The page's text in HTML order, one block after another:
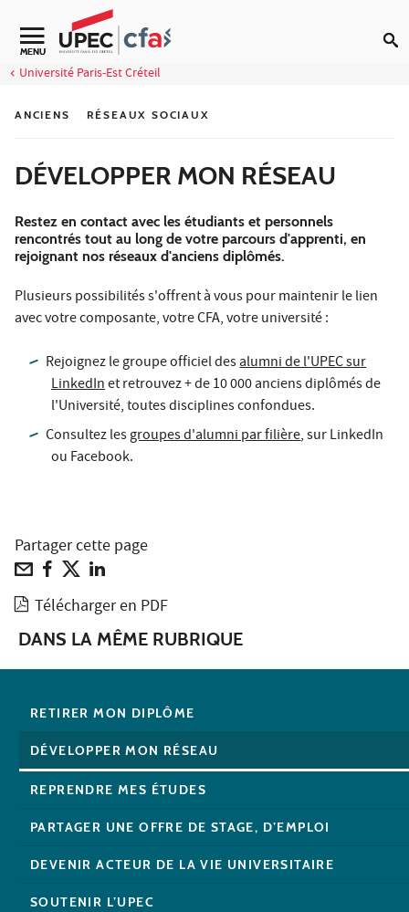
Aller au contenu
Navigation secondaire
MENU
Université Paris-Est Créteil
ANCIENS RÉSEAUX SOCIAUX
DÉVELOPPER MON RÉSEAU
Restez en contact avec les étudiants et personnels
rencontrés tout au long de votre parcours d'apprenti, en
rejoignant nos réseaux d'anciens diplômés.
Plusieurs possibilités s'offrent à vous pour maintenir le lien
avec votre composante, votre CFA, votre université :
Rejoignez le groupe officiel desalumni de l'UPEC sur
LinkedInet retrouvez + de 10 000 anciens diplômés de
l'Université, toutes disciplines confondues.
Consultez lesgroupes d'alumni par filière, sur LinkedIn
ou Facebook.
Partager cette page
Télécharger en PDF
DANS LA MÊME RUBRIQUE
RETIRER MON DIPLÔME
DÉVELOPPER MON RÉSEAU
REPRENDRE MES ÉTUDES
PARTAGER UNE OFFRE DE STAGE, D’EMPLOI
DEVENIR ACTEUR DE LA VIE UNIVERSITAIRE
SOUTENIR L’UPEC